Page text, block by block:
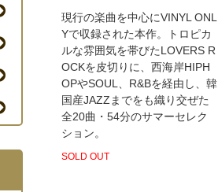
現行の楽曲を中心にVINYL ONL
Yで収録された本作。トロピカ
ルな雰囲気を帯びたLOVERS R
OCKを皮切りに、西海岸HIPH
OPやSOUL、R&Bを経由し、韓
国産JAZZまでをも織り交ぜた
全20曲・54分のサマーセレク
ション。
SOLD OUT